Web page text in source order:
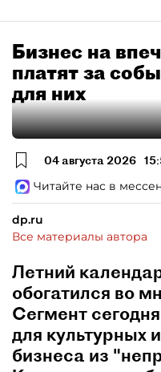
Бизнес на
платят за
для них
04 августа 2026
Читайте нас в
dp.ru
Все материалы автора
Летний
обогатился во
Сегмент
для культурных
бизнеса из